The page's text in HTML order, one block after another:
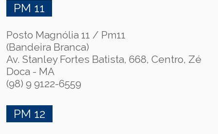
PM 11
Posto Magnólia 11 / Pm11
(Bandeira Branca)
Av. Stanley Fortes Batista, 668, Centro, Zé
Doca - MA
(98) 9 9122-6559
PM 12